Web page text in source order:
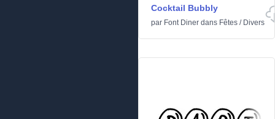
Cocktail Bubbly
par Font Diner dans Fêtes / Divers